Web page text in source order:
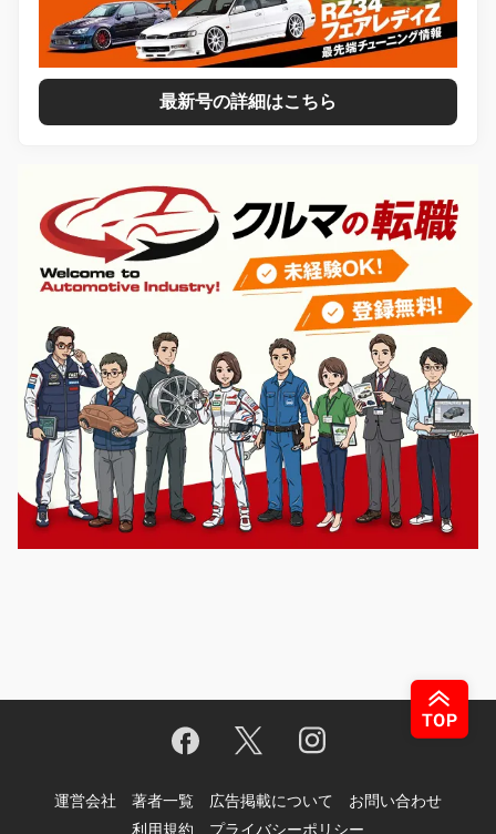
最新号の詳細はこちら
運営会社 著者一覧 広告掲載について
お問い合わせ
利用規約
プライバシーポリシー